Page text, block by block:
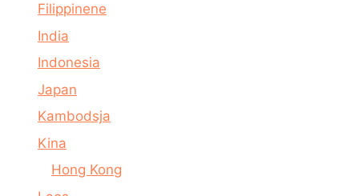
Filippinene
India
Indonesia
Japan
Kambodsja
Kina
Hong Kong